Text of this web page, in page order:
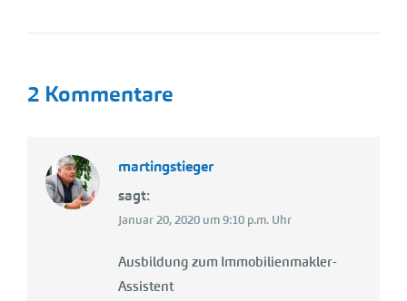
2 Kommentare
martingstieger
sagt:
Januar 20, 2020 um 9:10 p.m. Uhr
Ausbildung zum Immobilienmakler-
Assistent